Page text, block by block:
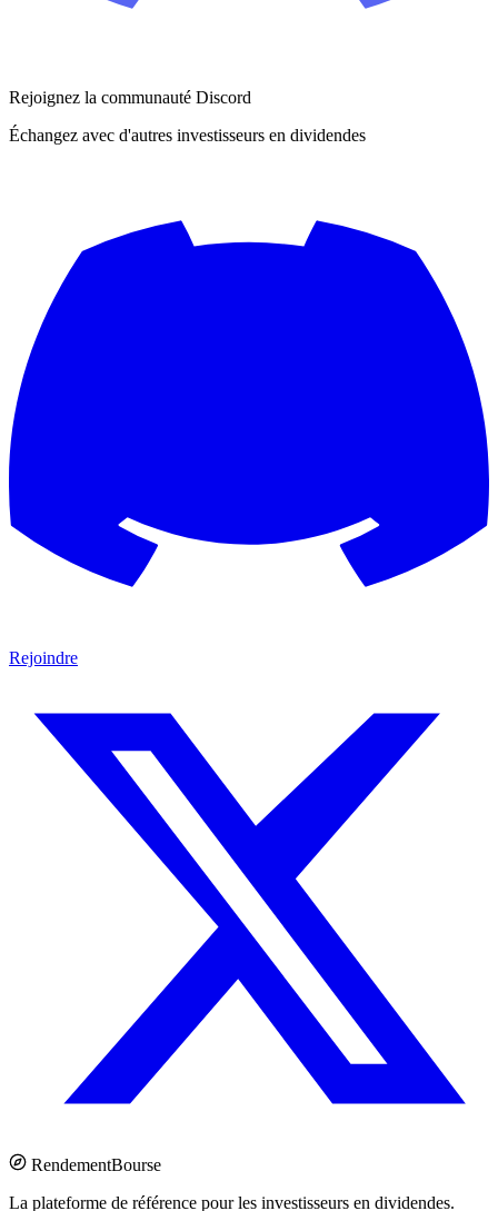
Rejoignez la communauté Discord
Échangez avec d'autres investisseurs en dividendes
Rejoindre
RendementBourse
La plateforme de référence pour les investisseurs en dividendes.